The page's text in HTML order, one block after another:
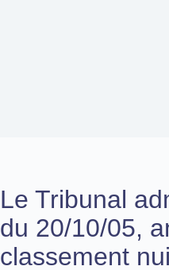
Le Tribunal
du 20/10/05,
classement